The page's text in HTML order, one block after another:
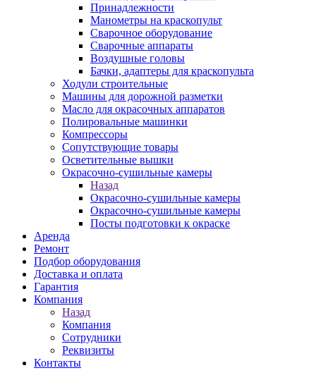
Принадлежности
Манометры на краскопульт
Сварочное оборудование
Сварочные аппараты
Воздушные головы
Бачки, адаптеры для краскопульта
Ходули строительные
Машины для дорожной разметки
Масло для окрасочных аппаратов
Полировальные машинки
Компрессоры
Сопутствующие товары
Осветительные вышки
Окрасочно-сушильные камеры
Назад
Окрасочно-сушильные камеры
Окрасочно-сушильные камеры
Посты подготовки к окраске
Аренда
Ремонт
Подбор оборудования
Доставка и оплата
Гарантия
Компания
Назад
Компания
Сотрудники
Реквизиты
Контакты